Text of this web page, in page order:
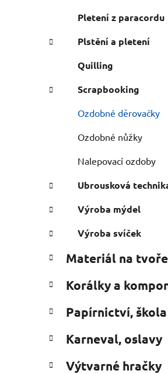
l
Pletení z paracordu
Plstění a pletení
Quilling
Scrapbooking
Ozdobné děrovačky
Ozdobné nůžky
Nalepovací ozdoby
Ubrousková
Výroba mýdel
Výroba svíček
Materiál na
Korálky a
Papírnictví, škola
Karneval, oslavy
Výtvarné hračky